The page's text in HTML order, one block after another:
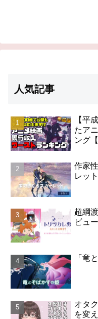
人気記事
【平
たア
ング
作家
レッ
超綱
ビュー
「竜
オタ
を変